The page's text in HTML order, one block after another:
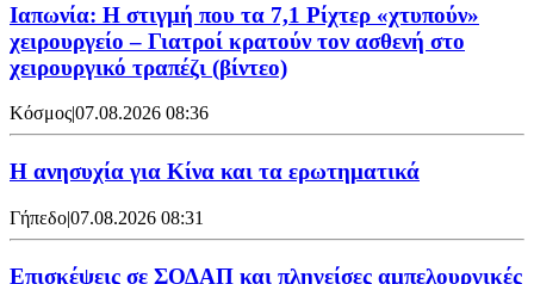
Ιαπωνία: Η στιγμή που τα 7,1 Ρίχτερ «χτυπούν»
χειρουργείο – Γιατροί κρατούν τον ασθενή στο
χειρουργικό τραπέζι (βίντεο)
Κόσμος|07.08.2026 08:36
Η ανησυχία για Κίνα και τα ερωτηματικά
Γήπεδο|07.08.2026 08:31
Επισκέψεις σε ΣΟΔΑΠ και πληγείσες αμπελουργικές